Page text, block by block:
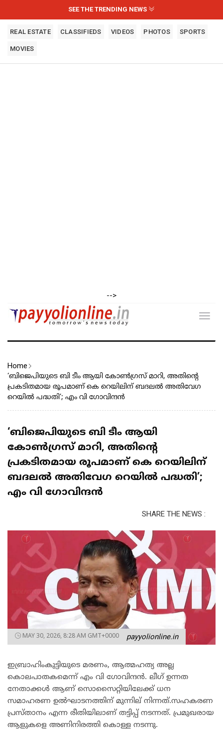
SEE THE TRENDING NEWS
REAL ESTATE CLASSIFIEDS VIDEOS PHOTOS SPORTS
MOVIES
-->
Home
‘ബിജെപിയുടെ ബി ടീം ആയി കോൺഗ്രസ് മാറി, അതിന്റെ
പ്രകടിതമായ രൂപമാണ് കെ റെയിലിന് ബദലൽ അതിവേഗ
റെയിൽ പദ്ധതി’; എം വി ഗോവിന്ദൻ
‘ബിജെപിയുടെ ബി ടീം ആയി
കോൺഗ്രസ് മാറി, അതിന്റെ
പ്രകടിതമായ രൂപമാണ് കെ റെയിലിന്
ബദലൽ അതിവേഗ റെയിൽ പദ്ധതി’;
എം വി ഗോവിന്ദൻ
SHARE THE NEWS :
MAY 30, 2026, 8:28 AM GMT+0000 payyolionline.in
ഇബ്രാഹിംകുട്ടിയുടെ മരണം, ആത്മഹത്യ അല്ല
കൊലപാതകമെന്ന് എം വി ഗോവിന്ദൻ. ലീഗ് ഉന്നത
നേതാക്കൾ ആണ് സൊസൈറ്റിയിലേക്ക് ധന
സമാഹരണ ഉൽഘാടനത്തിന് മുന്നില് നിന്നത്.സഹകരണ
പ്രസ്താനം എന്ന രീതിയിലാണ് തട്ടിപ്പ് നടന്നത്. പ്രമുഖരായ
ആളുകളെ അണിനിരത്തി കൊള്ള നടന്നു.